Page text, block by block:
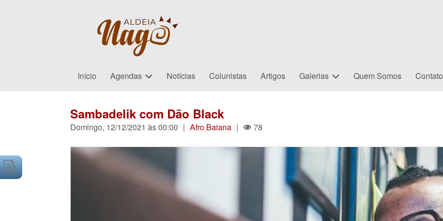
Início Agendas Notícias Colunistas Artigos Galerias Quem Somos Contato
Sambadelik com Dão Black
Domingo, 12/12/2021 às 00:00 | Afro Baiana | 78